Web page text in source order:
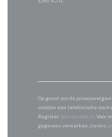
Op grond van de
melden voor telefonische
Register: bel-me-niet.nl . Voor
gegevens verwerken, zie ons